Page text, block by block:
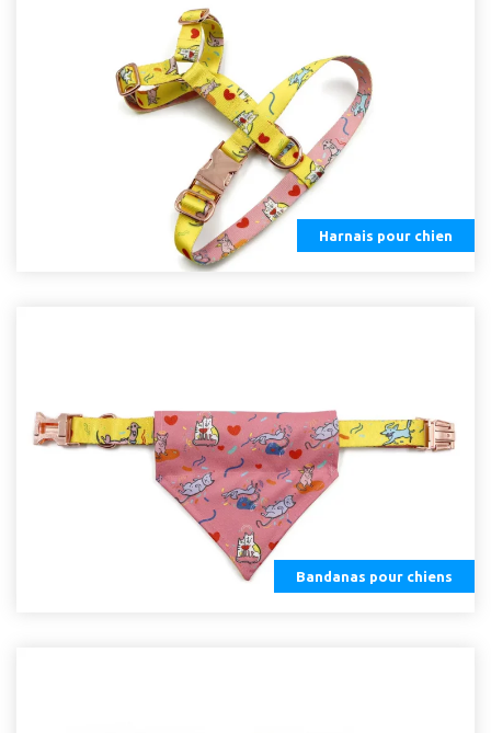
Harnais pour chien
Bandanas pour chiens